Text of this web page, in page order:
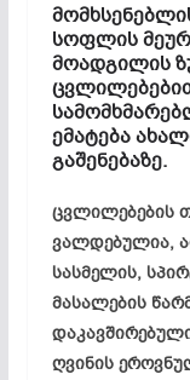
სოფლის
მოადგილის
ემატება
გაშენებაზე.
ცვლილებების
ვალდებულია,
სასმელის,
მასალების
ღვინის